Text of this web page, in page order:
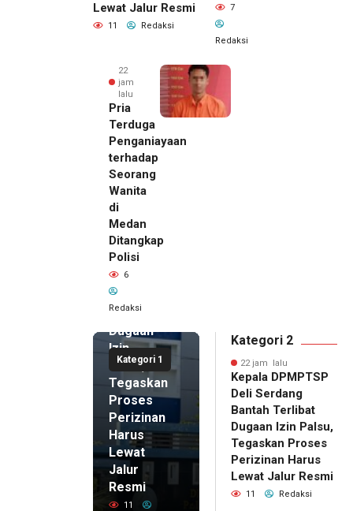
Lewat Jalur Resmi
11 Redaksi
7
Redaksi
22
jam
lalu
Pria
Terduga
Penganiayaan
terhadap
Seorang
Wanita
di
Medan
Ditangkap
Polisi
6
Redaksi
Kategori 1
22 jam lalu
Kepala
DPMPTSP
Deli
Serdang
Bantah
Terlibat
Dugaan
Izin
Palsu,
Tegaskan
Proses
Perizinan
Harus
Lewat
Jalur
Resmi
11
Kategori 2
22 jam lalu
Kepala DPMPTSP
Deli Serdang
Bantah Terlibat
Dugaan Izin Palsu,
Tegaskan Proses
Perizinan Harus
Lewat Jalur Resmi
11 Redaksi